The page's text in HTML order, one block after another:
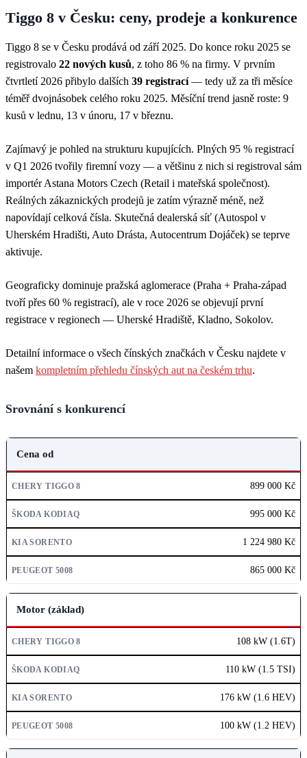
Tiggo 8 v Česku: ceny, prodeje a konkurence
Tiggo 8 se v Česku prodává od září 2025. Do konce roku 2025 se
registrovalo 22 nových kusů, z toho 86 % na firmy. V prvním
čtvrtletí 2026 přibylo dalších 39 registrací— tedy už za tři měsíce
téměř dvojnásobek celého roku 2025. Měsíční trend jasně roste: 9
kusů v lednu, 13 v únoru, 17 v březnu.
Zajímavý je pohled na strukturu kupujících. Plných 95 % registrací
v Q1 2026 tvořily firemní vozy — a většinu z nich si registroval sám
importér Astana Motors Czech (Retail i mateřská společnost).
Reálných zákaznických prodejů je zatím výrazně méně, než
napovídají celková čísla. Skutečná dealerská síť (Autospol v
Uherském Hradišti, Auto Drásta, Autocentrum Dojáček) se teprve
aktivuje.
Geograficky dominuje pražská aglomerace (Praha + Praha-západ
tvoří přes 60 % registrací), ale v roce 2026 se objevují první
registrace v regionech — Uherské Hradiště, Kladno, Sokolov.
Detailní informace o všech čínských značkách v Česku najdete v
našem kompletním přehledu čínských aut na českém trhu.
Srovnání s konkurencí
CHERY TIGGO 8
ŠKODA KODIAQ
KIA SORENTO
PEUGEOT 5008
Cena od
899 000 Kč
995 000 Kč
1 224 980 Kč
865 000 Kč
Motor (základ)
108 kW (1.6T)
110 kW (1.5 TSI)
176 kW (1.6 HEV)
100 kW (1.2 HEV)